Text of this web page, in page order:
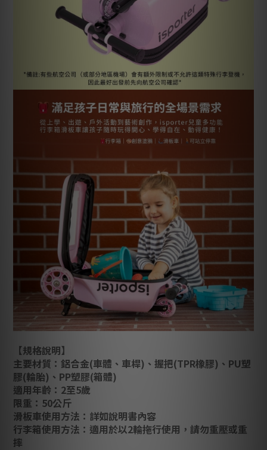
【規格說明】
主要材質：鋁合金(車體、車桿)、握把(TPR橡膠)、PU塑
膠(輪胎)、PP塑膠(箱體)
適用年齡：2至5歲
限重：50公斤
滑板車使用方法：詳如說明書內容
行李箱使用方法：適用於以2輪拖行使用，請勿重壓或重
摔